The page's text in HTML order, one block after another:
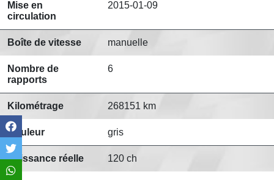
Mise en
circulation
2015-01-09
Boîte de vitesse manuelle
Nombre de
rapports
6
Kilométrage 268151 km
Couleur gris
Puissance réelle 120 ch